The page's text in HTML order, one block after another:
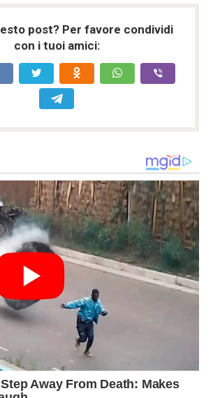
post? Per favore condividi
con i tuoi amici: